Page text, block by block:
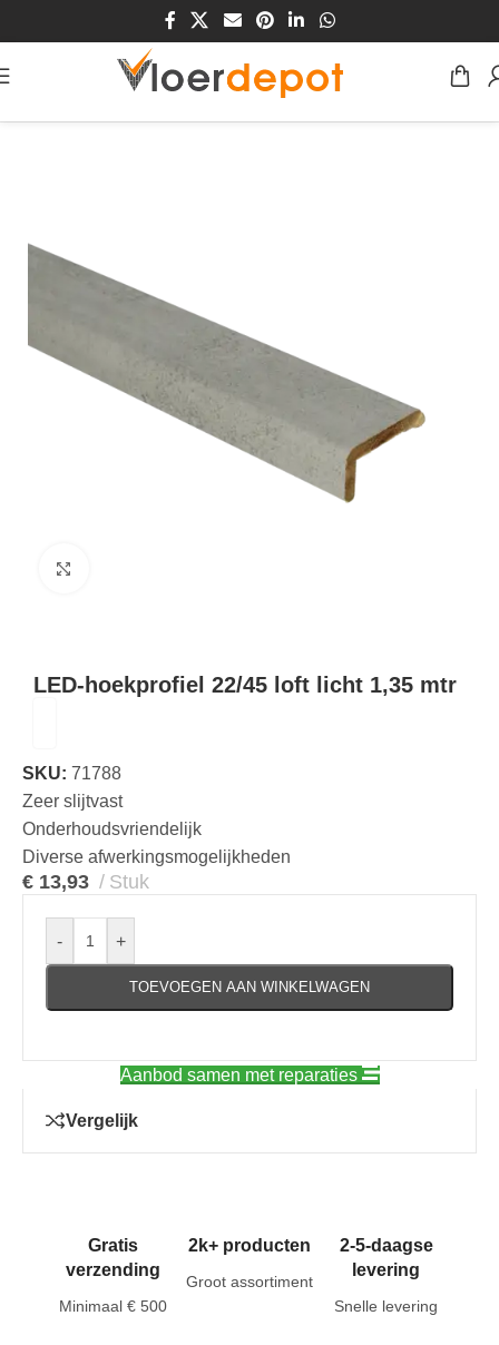
Traprenovatie MDF/HDF Traprenovaties
LED-hoekprofiel 22/45 loft licht 1,35 mtr
SKU: 71788
Zeer slijtvast
Onderhoudsvriendelijk
Diverse afwerkingsmogelijkheden
€ 13,93 Stuk
- +
TOEVOEGEN AAN WINKELWAGEN
Aanbod samen met reparaties
Vergelijk
Gratis
verzending
Minimaal € 500
2k+ producten
Groot assortiment
2-5-daagse
levering
Snelle levering